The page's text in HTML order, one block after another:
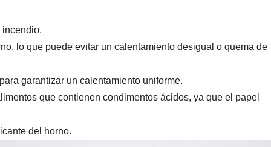
incendio.
lo que puede evitar un calentamiento desigual o quema de
garantizar un calentamiento uniforme.
que contienen condimentos ácidos, ya que el papel
del horno.